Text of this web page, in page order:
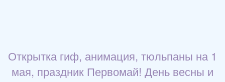
Открытка гиф, анимация, тюльпаны на 1
мая, праздник Первомай! День весны и